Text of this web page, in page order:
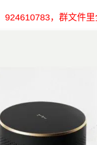
924610783，群文件里